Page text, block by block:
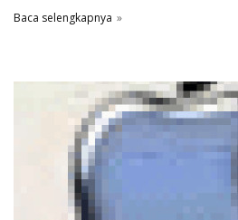
Baca selengkapnya